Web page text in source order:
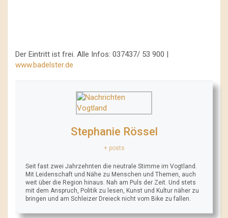
Der Eintritt ist frei. Alle Infos: 037437/ 53 900 |
www.badelster.de
Stephanie Rössel
+ posts
Seit fast zwei Jahrzehnten die neutrale Stimme im Vogtland.
Mit Leidenschaft und Nähe zu Menschen und Themen, auch
weit über die Region hinaus. Nah am Puls der Zeit. Und stets
mit dem Anspruch, Politik zu lesen, Kunst und Kultur näher zu
bringen und am Schleizer Dreieck nicht vom Bike zu fallen.